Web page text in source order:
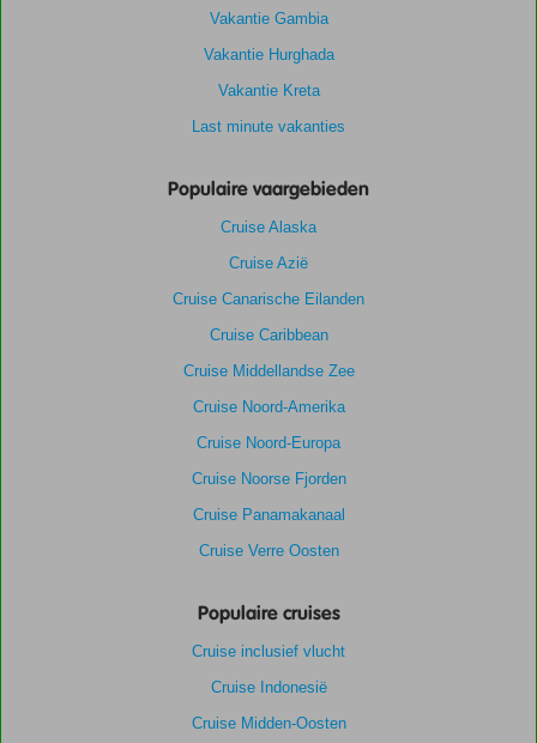
Vakantie Gambia
Vakantie Hurghada
Vakantie Kreta
Last minute vakanties
Populaire vaargebieden
Cruise Alaska
Cruise Azië
Cruise Canarische Eilanden
Cruise Caribbean
Cruise Middellandse Zee
Cruise Noord-Amerika
Cruise Noord-Europa
Cruise Noorse Fjorden
Cruise Panamakanaal
Cruise Verre Oosten
Populaire cruises
Cruise inclusief vlucht
Cruise Indonesië
Cruise Midden-Oosten